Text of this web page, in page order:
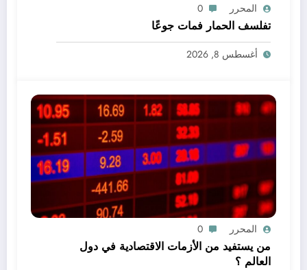
المحرر 0
تفلسف الحمار فمات جوعًا
أغسطس 8, 2026
المحرر 0
من يستفيد من الأزمات الاقتصادية في دول
العالم ؟